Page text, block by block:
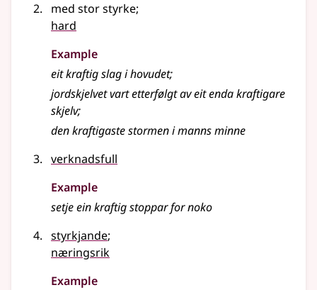
med stor styrke;
hard
Example
eit kraftig slag i hovudet;
jordskjelvet vart etterfølgt av eit enda kraftigare
skjelv;
den kraftigaste stormen i manns minne
verknadsfull
Example
setje ein kraftig stoppar for noko
styrkjande;
næringsrik
Example